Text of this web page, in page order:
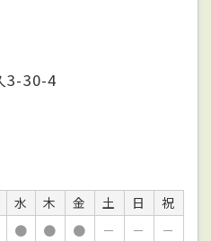
3-30-4
水 木 金 土 日
祝
● ● ● － －
－